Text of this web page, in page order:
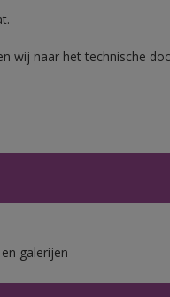
wij naar het technische
galerijen